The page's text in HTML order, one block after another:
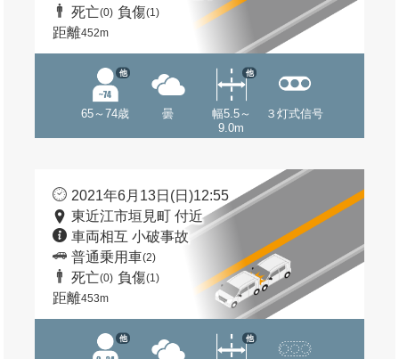
死亡(0) 負傷(1)
距離452m
65～74歳
他
曇
幅5.5～
9.0m
他
３灯式信号
2021年6月13日(日)12:55
東近江市垣見町 付近
車両相互 小破事故
普通乗用車(2)
死亡(0) 負傷(1)
距離453m
他 他